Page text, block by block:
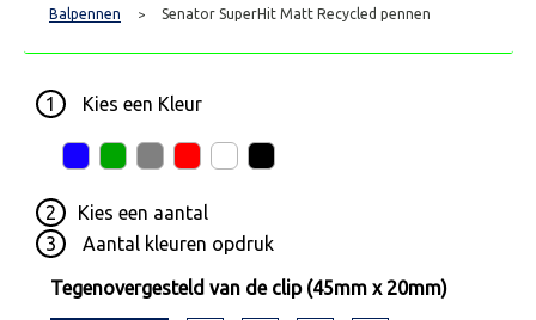
Balpennen > Senator SuperHit Matt Recycled pennen
1 Kies een Kleur
2 Kies een aantal
3
Aantal kleuren opdruk
Tegenovergesteld van de clip (45mm x 20mm)